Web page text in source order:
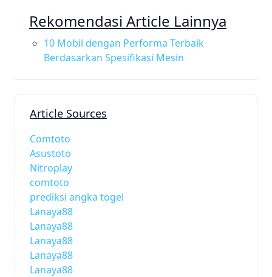
Rekomendasi Article Lainnya
10 Mobil dengan Performa Terbaik
Berdasarkan Spesifikasi Mesin
Article Sources
Comtoto
Asustoto
Nitroplay
comtoto
prediksi angka togel
Lanaya88
Lanaya88
Lanaya88
Lanaya88
Lanaya88